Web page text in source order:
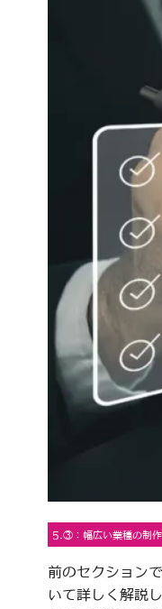
5.③：幅広い業種の制
前のセクション
いて詳しく解説